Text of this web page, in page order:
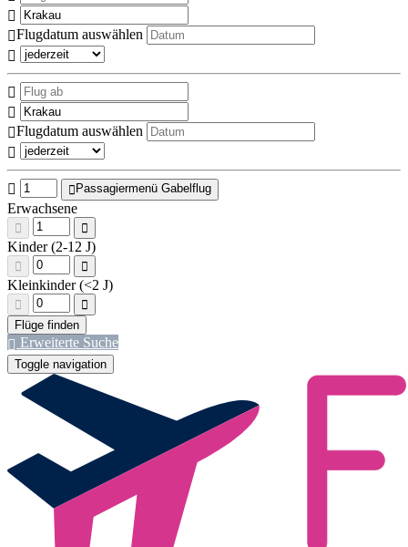
Flugdatum auswählen
Flugdatum auswählen
Passagiermenü Gabelflug
Erwachsene
Kinder (2-12 J)
Kleinkinder (<2 J)
Erweiterte Suche
Toggle navigation